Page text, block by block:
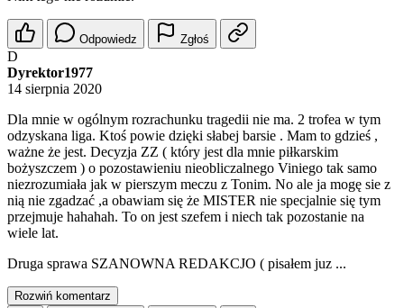
Odpowiedz Zgłoś
D
Dyrektor1977
14 sierpnia 2020
Dla mnie w ogólnym rozrachunku tragedii nie ma. 2 trofea w tym
odzyskana liga. Ktoś powie dzięki słabej barsie . Mam to gdzieś ,
ważne że jest. Decyzja ZZ ( który jest dla mnie piłkarskim
bożyszczem ) o pozostawieniu nieobliczalnego Viniego tak samo
niezrozumiała jak w pierszym meczu z Tonim. No ale ja mogę sie z
nią nie zgadzać ,a obawiam się że MISTER nie specjalnie się tym
przejmuje hahahah. To on jest szefem i niech tak pozostanie na
wiele lat.
Druga sprawa SZANOWNA REDAKCJO ( pisałem juz ...
Rozwiń komentarz